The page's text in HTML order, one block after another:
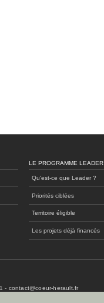
LE PROGRAMME LEADER
Qu'est-ce que Leader ?
Priorités ciblées
Territoire éligible
Les projets déjà financés
- contact@coeur-herault.fr